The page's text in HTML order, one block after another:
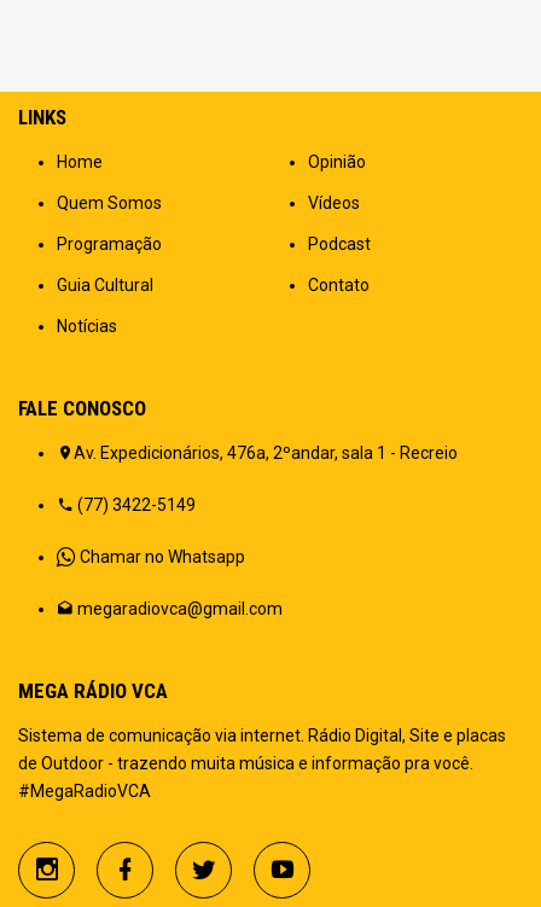
LINKS
Home
Quem Somos
Programação
Guia Cultural
Notícias
Opinião
Vídeos
Podcast
Contato
FALE CONOSCO
Av. Expedicionários, 476a, 2ºandar, sala 1 - Recreio
(77) 3422-5149
Chamar no Whatsapp
megaradiovca@gmail.com
MEGA RÁDIO VCA
Sistema de comunicação via internet. Rádio Digital, Site e placas
de Outdoor - trazendo muita música e informação pra você.
#MegaRadioVCA